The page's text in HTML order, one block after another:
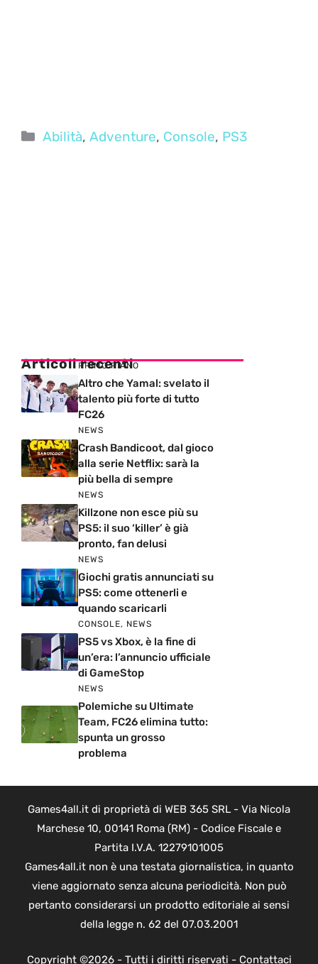
Categorie
Abilità,Adventure, Console, PS3
Articoli recenti
PRIMO PIANO
Altro che Yamal: svelato il
talento più forte di tutto
FC26
NEWS
Crash Bandicoot, dal gioco
alla serie Netflix: sarà la
più bella di sempre
NEWS
Killzone non esce più su
PS5: il suo ‘killer’ è già
pronto, fan delusi
NEWS
Giochi gratis annunciati su
PS5: come ottenerli e
quando scaricarli
CONSOLE, NEWS
PS5 vs Xbox, è la fine di
un’era: l’annuncio ufficiale
di GameStop
NEWS
Polemiche su Ultimate
Team, FC26 elimina tutto:
spunta un grosso
problema
Games4all.it di proprietà di WEB 365 SRL - Via Nicola
Marchese 10, 00141 Roma (RM) - Codice Fiscale e
Partita I.V.A. 12279101005
Games4all.it non è una testata giornalistica, in quanto
viene aggiornato senza alcuna periodicità. Non può
pertanto considerarsi un prodotto editoriale ai sensi
della legge n. 62 del 07.03.2001
Copyright ©2026 - Tutti i diritti riservati - Contattaci